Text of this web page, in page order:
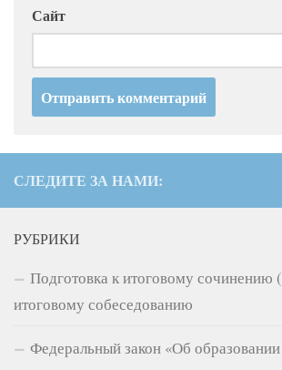
Сайт
СЛЕДИТЕ ЗА НАМИ:
РУБРИКИ
Подготовка к итоговому сочинению
итоговому собеседованию
Федеральный закон «Об